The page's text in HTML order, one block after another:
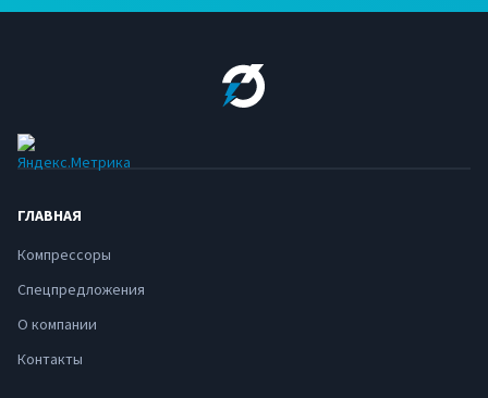
ГЛАВНАЯ
Компрессоры
Спецпредложения
О компании
Контакты